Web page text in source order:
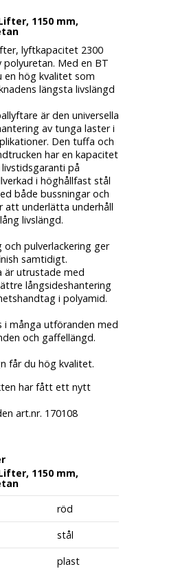
1150 mm,
lyftkapacitet 2300
polyuretan. Med en BT
en hög kvalitet som
längsta livslängd
är den universella
av tunga laster i
Den tuffa och
har en kapacitet
på
i höghållfast stål
både bussningar och
att underlätta underhåll
livslängd.
pulverlackering ger
samtidigt.
är utrustade med
långsideshantering
i polyamid.
i många utföranden med
och gaffellängd.
får du hög kvalitet.
har fått ett nytt
art.nr. 170108
1150 mm,
röd
stål
plast